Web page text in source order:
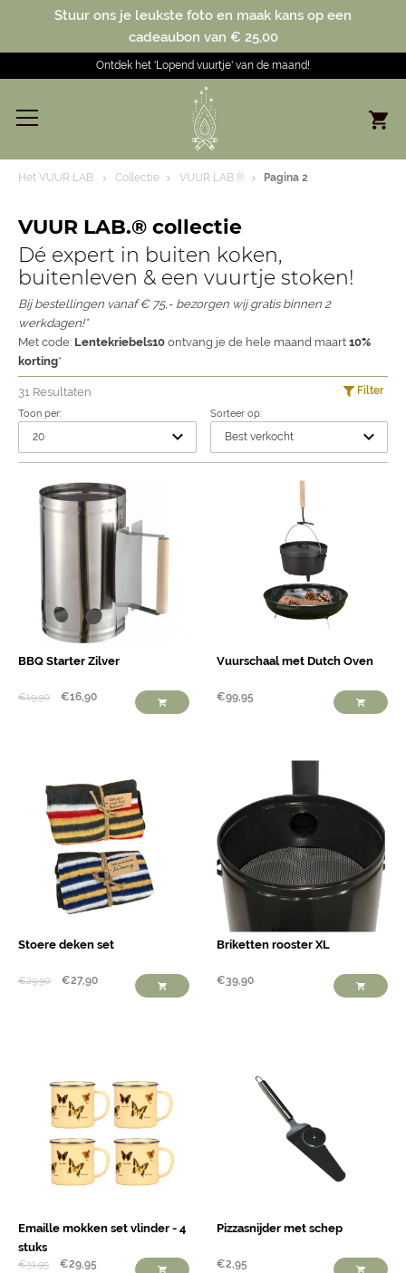
Stuur ons je leukste foto en maak kans op een
cadeaubon van € 25,00
Ontdek het 'Lopend vuurtje' van de maand!
Het VUUR LAB. Collectie VUUR LAB.® Pagina 2
VUUR LAB.® collectie
Dé expert in buiten koken,
buitenleven & een vuurtje stoken!
Bij bestellingen vanaf € 75,- bezorgen wij gratis binnen 2
werkdagen!*
Met code: Lentekriebels10 ontvang je de hele maand maart 10%
korting*
31 Resultaten Filter
Toon per: Sorteer op:
BBQ Starter Zilver
€19,90 €16,90
Vuurschaal met Dutch Oven
€99,95
Stoere deken set
€29,90 €27,90
Briketten rooster XL
€39,90
Emaille mokken set vlinder - 4
stuks
€31,95 €29,95
Pizzasnijder met schep
€2,95